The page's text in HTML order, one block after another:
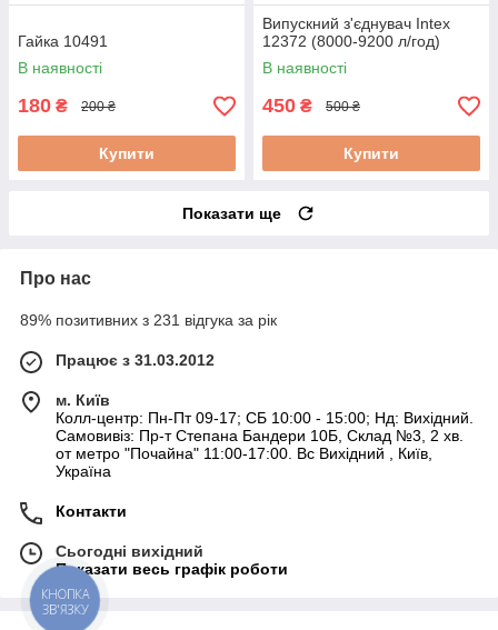
Гайка 10491
В наявності
180 ₴ 200 ₴
Купити
Випускний з'єднувач Intex
12372 (8000-9200 л/год)
В наявності
450 ₴ 500 ₴
Купити
Показати ще
Про нас
89% позитивних з 231 відгука за рік
Працює з 31.03.2012
м. Київ
Колл-центр: Пн-Пт 09-17; СБ 10:00 - 15:00; Нд: Вихідний.
Самовивіз: Пр-т Степана Бандери 10Б, Склад №3, 2 хв.
от метро "Почайна" 11:00-17:00. Вс Вихідний , Київ,
Україна
Контакти
Сьогодні вихідний
Показати весь графік роботи
КНОПКА
ЗВ'ЯЗКУ